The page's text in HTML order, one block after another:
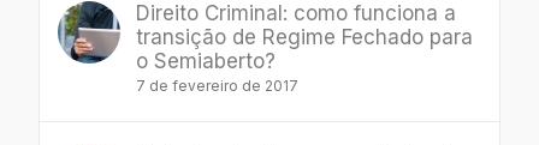
Direito Criminal: como funciona a
transição de Regime Fechado para
o Semiaberto?
7 de fevereiro de 2017